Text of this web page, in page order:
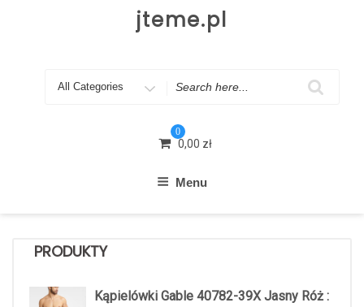
jteme.pl
Search
0
0,00 zł
Menu
PRODUKTY
Kąpielówki Gable 40782-39X Jasny Róż :